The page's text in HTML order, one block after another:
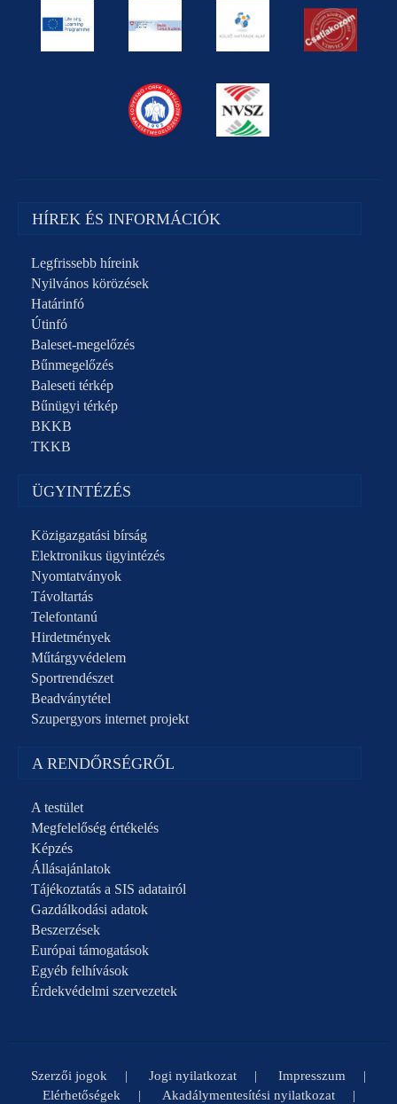
HÍREK ÉS INFORMÁCIÓK
Legfrissebb híreink
Nyilvános körözések
Határinfó
Útinfó
Baleset-megelőzés
Bűnmegelőzés
Baleseti térkép
Bűnügyi térkép
BKKB
TKKB
ÜGYINTÉZÉS
Közigazgatási bírság
Elektronikus ügyintézés
Nyomtatványok
Távoltartás
Telefontanú
Hirdetmények
Műtárgyvédelem
Sportrendészet
Beadványtétel
Szupergyors internet projekt
A RENDŐRSÉGRŐL
A testület
Megfelelőség értékelés
Képzés
Állásajánlatok
Tájékoztatás a SIS adatairól
Gazdálkodási adatok
Beszerzések
Európai támogatások
Egyéb felhívások
Érdekvédelmi szervezetek
Szerzői jogok Jogi nyilatkozat
Impresszum
Elérhetőségek
Akadálymentesítési nyilatkozat